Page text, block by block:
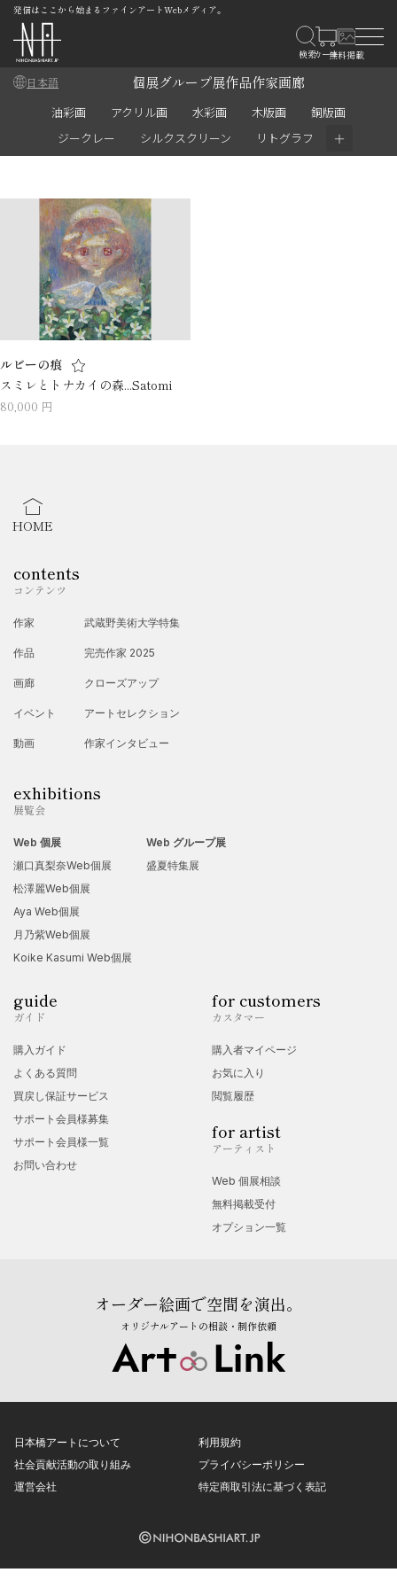
発信はここから始まるファインアートWebメディア。
日本語 個展グループ展作品作家画廊
油彩画 アクリル画 水彩画 木版画
銅版画
ジークレー
シルクスクリーン リトグラフ ＋
ルビーの痕
スミレとトナカイの森...Satomi
80,000 円
HOME
contents
コンテンツ
作家
作品
画廊
イベント
動画
武蔵野美術大学特集
完売作家 2025
クローズアップ
アートセレクション
作家インタビュー
exhibitions
展覧会
Web 個展
瀬口真梨奈Web個展
松澤麗Web個展
Aya Web個展
月乃紫Web個展
Koike Kasumi Web個展
Web グループ展
盛夏特集展
guide
ガイド
購入ガイド
よくある質問
買戻し保証サービス
サポート会員様募集
サポート会員様一覧
お問い合わせ
for customers
カスタマー
購入者マイページ
お気に入り
閲覧履歴
for artist
アーティスト
Web 個展相談
無料掲載受付
オプション一覧
オーダー絵画で空間を演出。
オリジナルアートの相談・制作依頼
日本橋アートについて
社会貢献活動の取り組み
運営会社
利用規約
プライバシーポリシー
特定商取引法に基づく表記